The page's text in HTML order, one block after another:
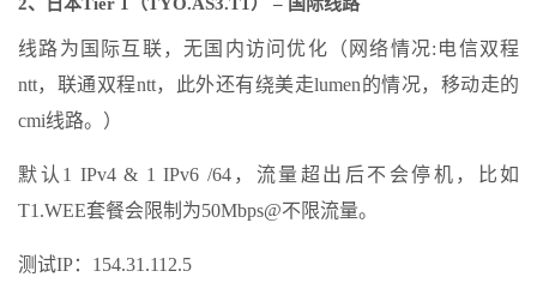
线路为国际互联，无国内访问优化（网络情况:电信双程
ntt，联通双程ntt，此外还有绕美走lumen的情况，移动走的
cmi线路。）
默认1 IPv4 & 1 IPv6 /64，流量超出后不会停机，比如
T1.WEE套餐会限制为50Mbps@不限流量。
测试IP：154.31.112.5